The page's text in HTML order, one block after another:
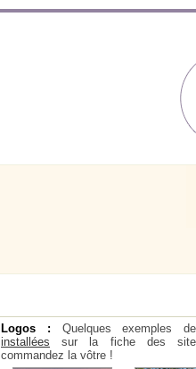
Logos : Quelques exemples
installées sur la fiche des
commandez la vôtre !